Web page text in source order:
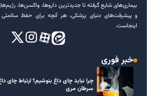
بیماری‌های شایع گرفته تا جدیدترین داروها، واکسن‌ها،
و پیشرفت‌های دنیای پزشکی، هر آنچه برای حفظ سلامتی
اینجاست.
خبر فوری
چرا نباید چای داغ بنوشیم؟ ارتباط چای
سرطان مری